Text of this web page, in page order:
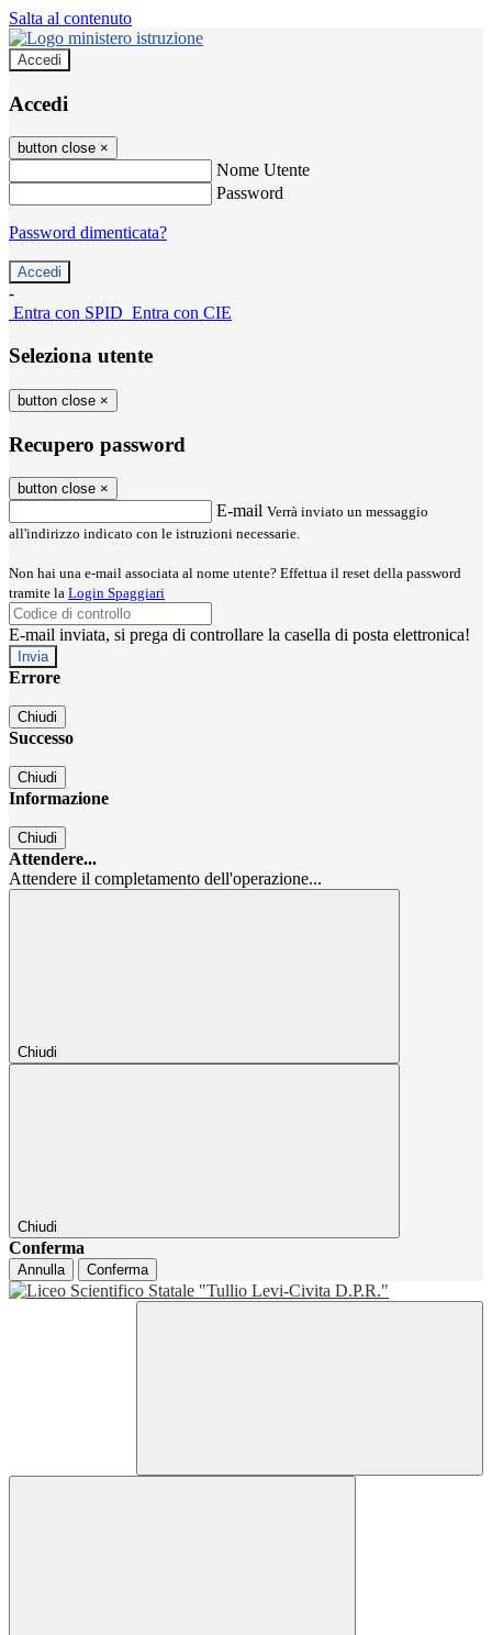
Salta al contenuto
Accedi
Accedi
button close ×
Nome Utente
Password
Password dimenticata?
-
Entra con SPID Entra con CIE
Seleziona utente
button close ×
Recupero password
button close ×
E-mail Verrà inviato un messaggio
all'indirizzo indicato con le istruzioni necessarie.
Non hai una e-mail associata al nome utente? Effettua il reset della password
tramite la Login Spaggiari
E-mail inviata, si prega di controllare la casella di posta elettronica!
Errore
Chiudi
Successo
Chiudi
Informazione
Chiudi
Attendere...
Attendere il completamento dell'operazione...
Chiudi
Chiudi
Conferma
Annulla Conferma